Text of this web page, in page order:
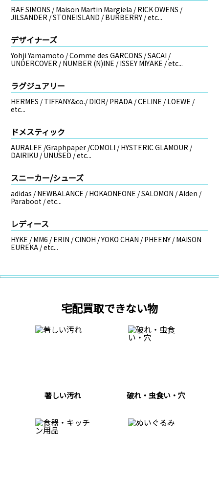
RAF SIMONS / Maison Martin Margiela / RICK OWENS /
JILSANDER / STONEISLAND / BURBERRY / etc...
デザイナーズ
Yohji Yamamoto / Comme des GARCONS / SACAI /
UNDERCOVER / NUMBER (N)INE / ISSEY MIYAKE / etc...
ラグジュアリー
HERMES / TIFFANY&co./ DIOR/ PRADA / CELINE / LOEWE /
etc...
ドメスティック
AURALEE /Graphpaper /COMOLI / HYSTERIC GLAMOUR /
DAIRIKU / UNUSED / etc...
スニーカー/シューズ
adidas / NEWBALANCE / HOKAONEONE / SALOMON / Alden /
Paraboot / etc...
レディース
HYKE / MM6 / ERIN / CINOH / YOKO CHAN / PHEENY / MAISON
EUREKA / etc...
宅配買取できない物
著しい汚れ 破れ・虫食い・穴